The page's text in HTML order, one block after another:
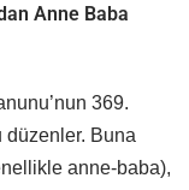
Anne Baba
369.
düzenler. Buna
anne-baba),